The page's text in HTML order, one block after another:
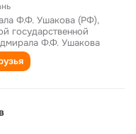
Ф.Ф. Ушакова (РФ),
государственной
Ф.Ф. Ушакова